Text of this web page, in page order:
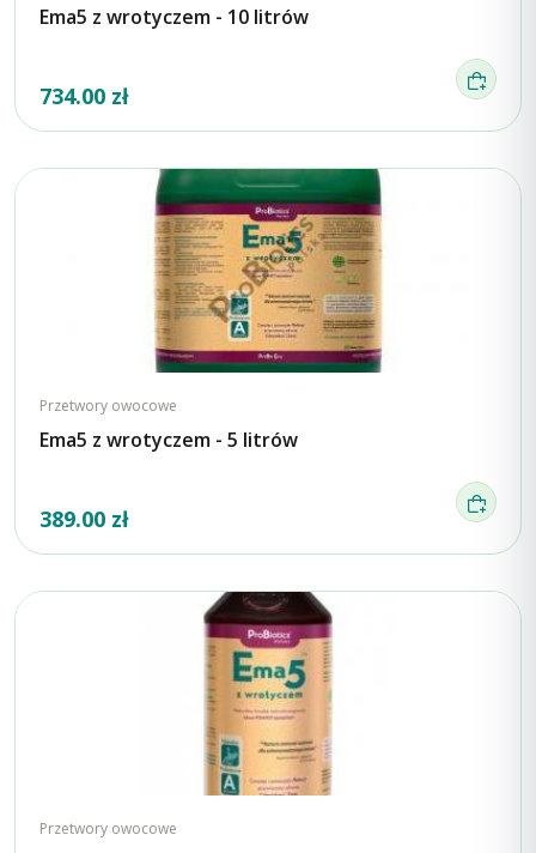
Ema5 z wrotyczem - 10 litrów
734.00 zł
Przetwory owocowe
Ema5 z wrotyczem - 5 litrów
389.00 zł
Przetwory owocowe